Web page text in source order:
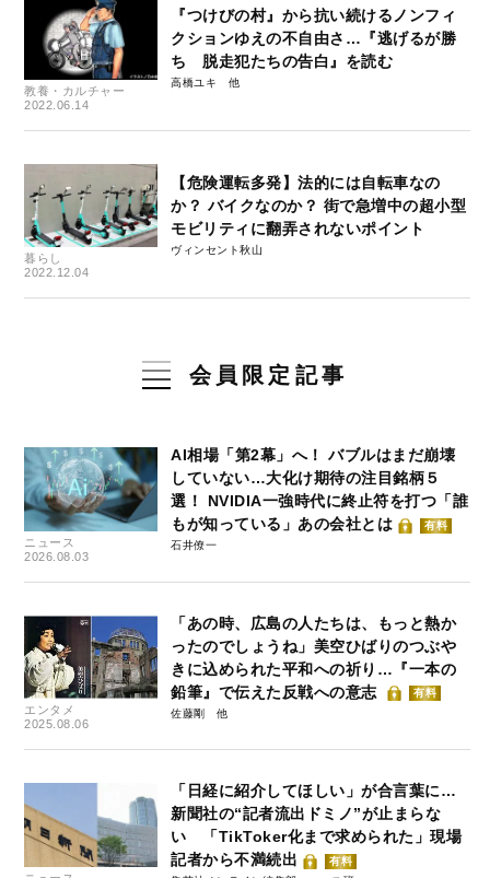
教養・カルチャー
2022.06.14
『つけびの村』から抗い続けるノンフィ
クションゆえの不自由さ…『逃げるが勝
ち 脱走犯たちの告白』を読む
高橋ユキ
暮らし
2022.12.04
【危険運転多発】法的には自転車なの
か？ バイクなのか？ 街で急増中の超小型
モビリティに翻弄されないポイント
ヴィンセント秋山
会員限定記事
ニュース
2026.08.03
AI相場「第2幕」へ！ バブルはまだ崩壊
していない…大化け期待の注目銘柄５
選！ NVIDIA一強時代に終止符を打つ「誰
もが知っている」あの会社とは
有料
石井僚一
エンタメ
2025.08.06
「あの時、広島の人たちは、もっと熱か
ったのでしょうね」美空ひばりのつぶや
きに込められた平和への祈り…『一本の
鉛筆』で伝えた反戦への意志
有料
佐藤剛
「日経に紹介してほしい」が合言葉に…
新聞社の“記者流出ドミノ”が止まらな
い 「TikToker化まで求められた」現場
記者から不満続出
有料